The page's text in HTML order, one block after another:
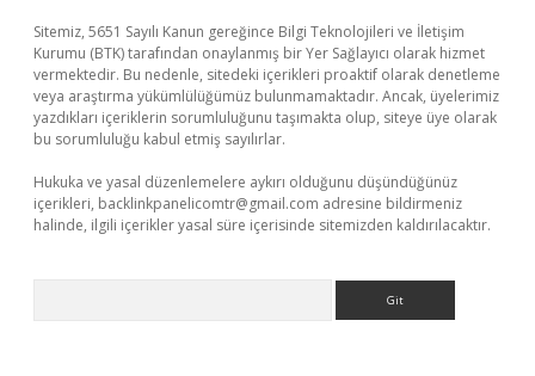
Sitemiz, 5651 Sayılı Kanun gereğince Bilgi Teknolojileri ve İletişim
Kurumu (BTK) tarafından onaylanmış bir Yer Sağlayıcı olarak hizmet
vermektedir. Bu nedenle, sitedeki içerikleri proaktif olarak denetleme
veya araştırma yükümlülüğümüz bulunmamaktadır. Ancak, üyelerimiz
yazdıkları içeriklerin sorumluluğunu taşımakta olup, siteye üye olarak
bu sorumluluğu kabul etmiş sayılırlar.
Hukuka ve yasal düzenlemelere aykırı olduğunu düşündüğünüz
içerikleri, backlinkpanelicomtr@gmail.com adresine bildirmeniz
halinde, ilgili içerikler yasal süre içerisinde sitemizden kaldırılacaktır.